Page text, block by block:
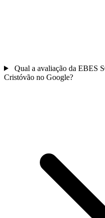
Qual a avaliação da EBES
Cristóvão no Google?